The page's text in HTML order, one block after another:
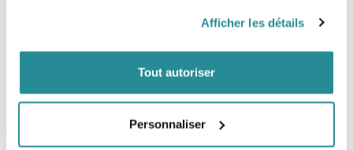
Afficher les détails
Tout autoriser
Personnaliser
optimise encore le poids et sa finition mat conservera
5’8 1/2 x 29" 1/2 x 4 " 7/16
6,2 kg